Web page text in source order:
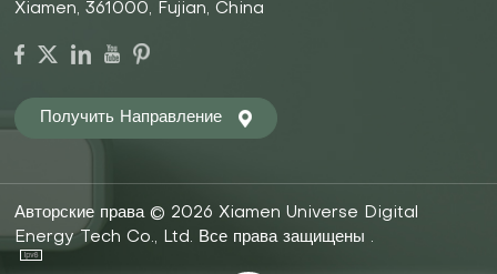
Xiamen, 361000, Fujian, China
Получить Направление
Авторские права © 2026 Xiamen Universe Digital
Energy Tech Co., Ltd. Все права защищены .